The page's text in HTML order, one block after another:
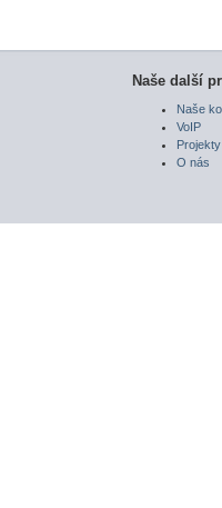
Naše další
Naše
VoIP
Projekty
O nás